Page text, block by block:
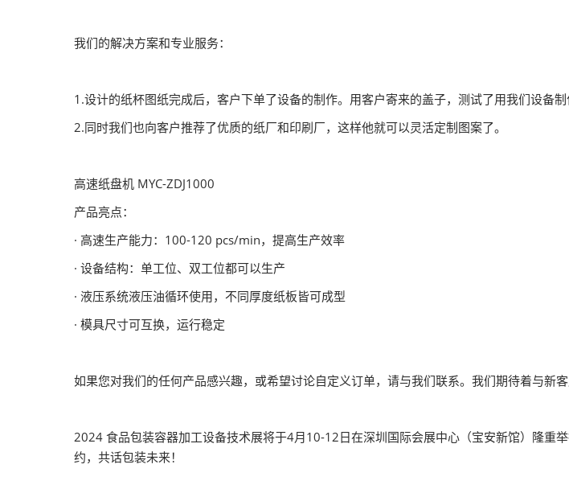
我们的解决方案和专业服务：
1.设计的纸杯图纸完成后，客户下单了设备的制作。用客户寄来的盖子，测试了用我们设备
2.同时我们也向客户推荐了优质的纸厂和印刷厂，这样他就可以灵活定制图案了。
高速纸盘机 MYC-ZDJ1000
产品亮点：
· 高速生产能力：100-120 pcs/min，提高生产效率
· 设备结构：单工位、双工位都可以生产
· 液压系统液压油循环使用，不同厚度纸板皆可成型
· 模具尺寸可互换，运行稳定
如果您对我们的任何产品感兴趣，或希望讨论自定义订单，请与我们联系。我们期待着与新
2024 食品包装容器加工设备技术展将于4月10-12日在深圳国际会展中心（宝安新馆）隆重
约，共话包装未来！